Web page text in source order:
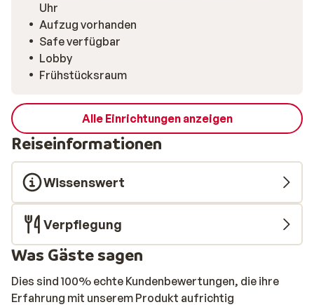
Uhr
Aufzug vorhanden
Safe verfügbar
Lobby
Frühstücksraum
Alle Einrichtungen anzeigen
Reiseinformationen
Wissenswert
Verpflegung
Was Gäste sagen
Dies sind 100% echte Kundenbewertungen, die ihre
Erfahrung mit unserem Produkt aufrichtig